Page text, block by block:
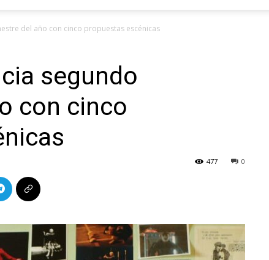
del año con cinco propuestas escénicas
segundo
con cinco
0
477